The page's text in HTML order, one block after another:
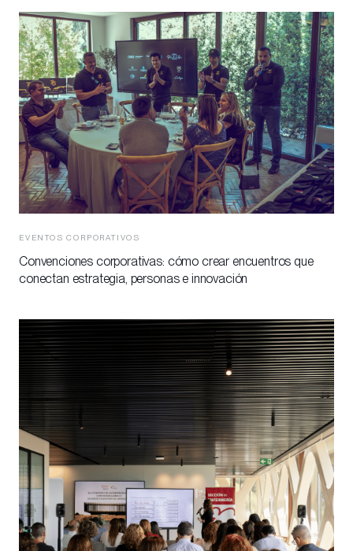
EVENTOS CORPORATIVOS
Convenciones corporativas: cómo crear encuentros que
conectan estrategia, personas e innovación